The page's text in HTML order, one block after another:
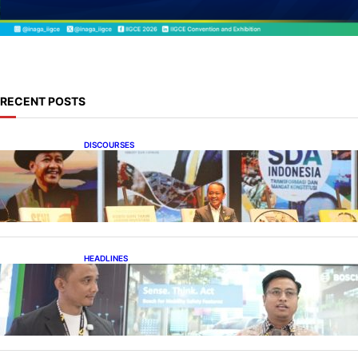
RECENT POSTS
DISCOURSES
Bahlil Luncurkan 10 Buku Rekam Jejak
Kepemimpinan dan Kebijakan
HEADLINES
Teknologi Keselamatan, Penentu Baru
Persaingan Industri Otomotif